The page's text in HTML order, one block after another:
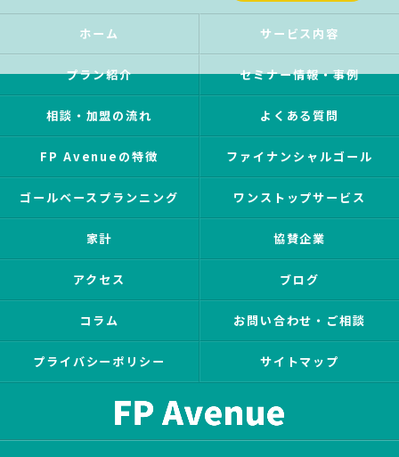
ホーム サービス内容
プラン紹介 セミナー情報・事例
相談・加盟の流れ よくある質問
FP Avenueの特徴 ファイナンシャルゴール
ゴールベースプランニング ワンストップサービス
家計 協賛企業
アクセス ブログ
コラム お問い合わせ・ご相談
プライバシーポリシー サイトマップ